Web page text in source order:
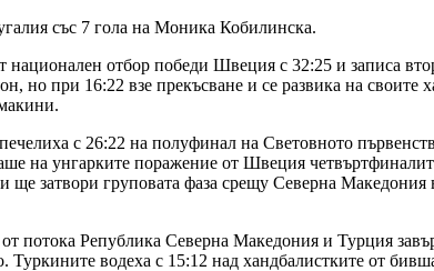
със 7 гола на Моника Кобилинска.
отбор победи Швеция с 32:25 и записа
но при 16:22 взе прекъсване и се развика на своите
с 26:22 на полуфинал на Световното
на унгарките поражение от Швеция
затвори груповата фаза срещу Северна Македония
потока Република Северна Македония и Турция
Туркините водеха с 15:12 над хандбалистките от